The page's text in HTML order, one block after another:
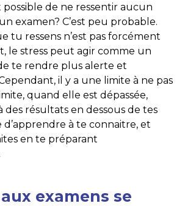
possible de ne ressentir aucun
examen? C’est peu probable.
tu ressens n’est pas forcément
le stress peut agir comme un
te rendre plus alerte et
il y a une limite à ne pas
quand elle est dépassée,
des résultats en dessous de tes
d’apprendre à te connaitre, et
en te préparant
examens se